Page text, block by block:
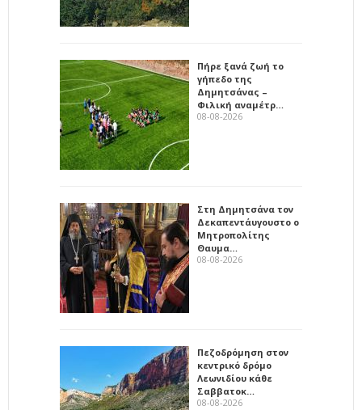
Πήρε ξανά ζωή το
γήπεδο της
Δημητσάνας –
Φιλική αναμέτρ…
08-08-2026
Στη Δημητσάνα τον
Δεκαπεντάυγουστο ο
Μητροπολίτης
Θαυμα…
08-08-2026
Πεζοδρόμηση στον
κεντρικό δρόμο
Λεωνιδίου κάθε
Σαββατοκ…
08-08-2026